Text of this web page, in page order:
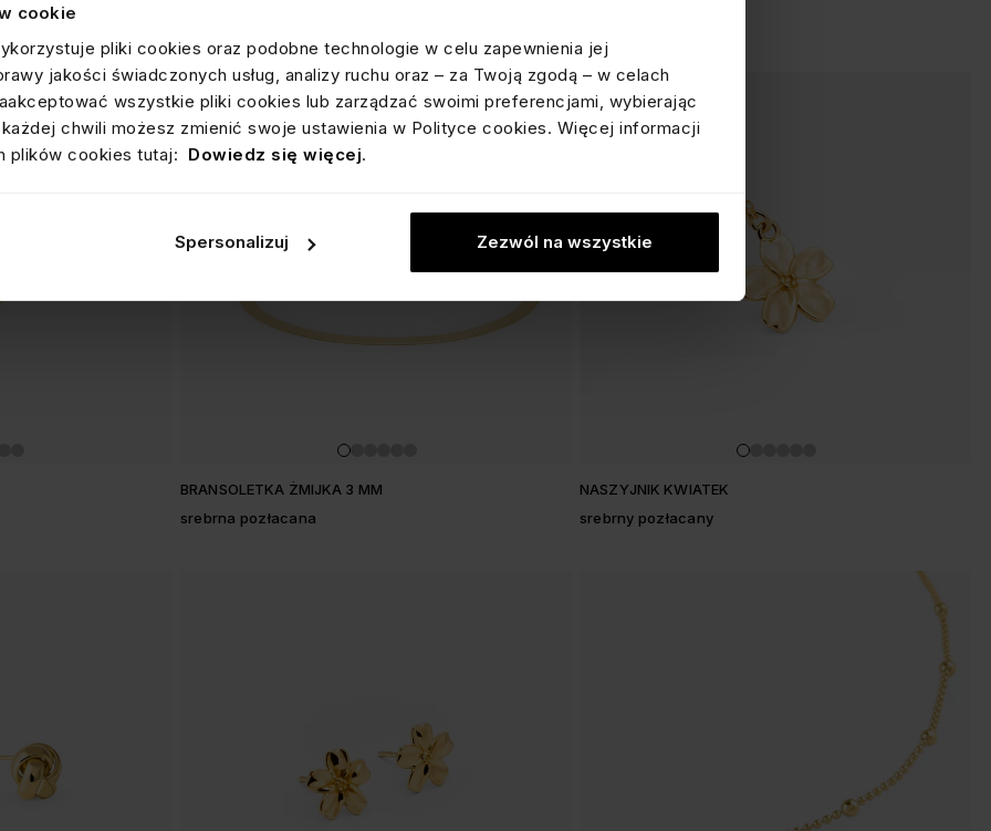
cookie
pliki cookies oraz podobne technologie w celu zapewnienia jej
jakości świadczonych usług, analizy ruchu oraz – za Twoją zgodą – w celach
wszystkie pliki cookies lub zarządzać swoimi preferencjami, wybierając
chwili możesz zmienić swoje ustawienia w Polityce cookies. Więcej informacji
plików cookies tutaj: Dowiedz się więcej.
Spersonalizuj Zezwól na wszystkie
BRANSOLETKA ŻMIJKA 3 MM
srebrna pozłacana
NASZYJNIK KWIATEK
srebrny pozłacany